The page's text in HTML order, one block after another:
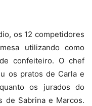
os 12 competidores
utilizando como
confeiteiro. O chef
os pratos de Carla e
os jurados do
de Sabrina e Marcos.